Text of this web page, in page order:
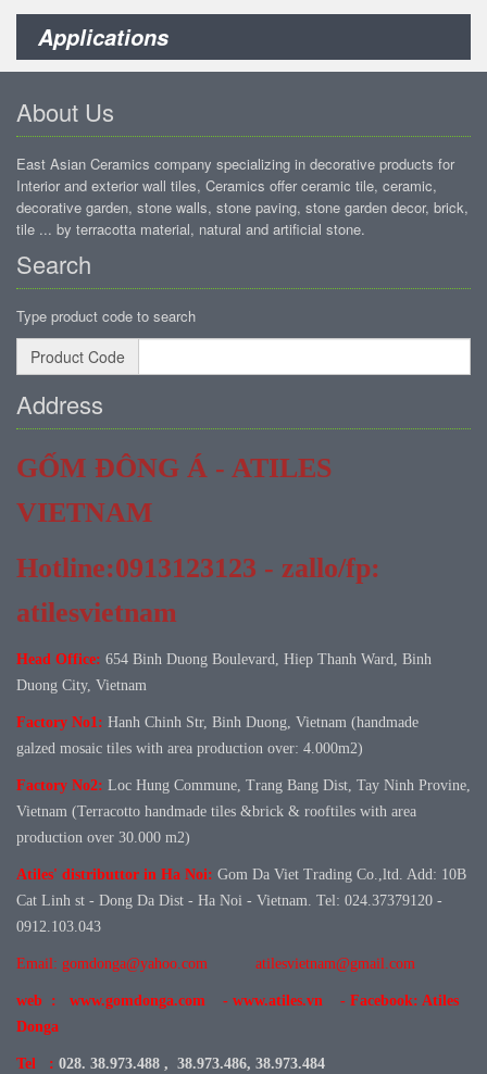
Applications
About Us
East Asian Ceramics company specializing in decorative products for
Interior and exterior wall tiles, Ceramics offer ceramic tile, ceramic,
decorative garden, stone walls, stone paving, stone garden decor, brick,
tile ... by terracotta material, natural and artificial stone.
Search
Type product code to search
Product Code
Address
GỐM ĐÔNG Á - ATILES
VIETNAM
Hotline:0913123123 - zallo/fp:
atilesvietnam
Head Office: 654 Binh Duong Boulevard, Hiep Thanh Ward, Binh
Duong City, Vietnam
Factory No1: Hanh Chinh Str, Binh Duong, Vietnam (handmade
galzed mosaic tiles with area production over: 4.000m2)
Factory No2: Loc Hung Commune, Trang Bang Dist, Tay Ninh Provine,
Vietnam (Terracotto handmade tiles &brick & rooftiles with area
production over 30.000 m2)
Atiles' distributtor in Ha Noi: Gom Da Viet Trading Co.,ltd. Add: 10B
Cat Linh st - Dong Da Dist - Ha Noi - Vietnam. Tel: 024.37379120 -
0912.103.043
Email: gomdonga@yahoo.com atilesvietnam@gmail.com
web : www.gomdonga.com - www.atiles.vn - Facebook: Atiles
Donga
Tel : 028. 38.973.488 , 38.973.486, 38.973.484